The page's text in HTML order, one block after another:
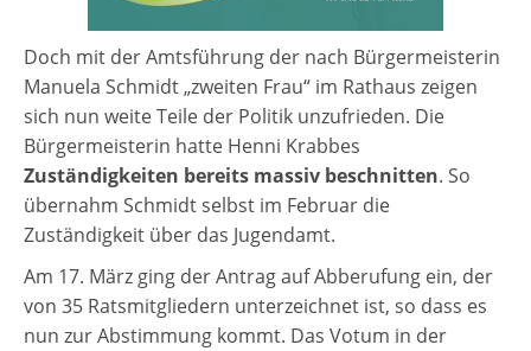
Doch mit der Amtsführung der nach Bürgermeisterin
Manuela Schmidt „zweiten Frau“ im Rathaus zeigen
sich nun weite Teile der Politik unzufrieden. Die
Bürgermeisterin hatte Henni Krabbes
Zuständigkeiten bereits massiv beschnitten. So
übernahm Schmidt selbst im Februar die
Zuständigkeit über das Jugendamt.
Am 17. März ging der Antrag auf Abberufung ein, der
von 35 Ratsmitgliedern unterzeichnet ist, so dass es
nun zur Abstimmung kommt. Das Votum in der